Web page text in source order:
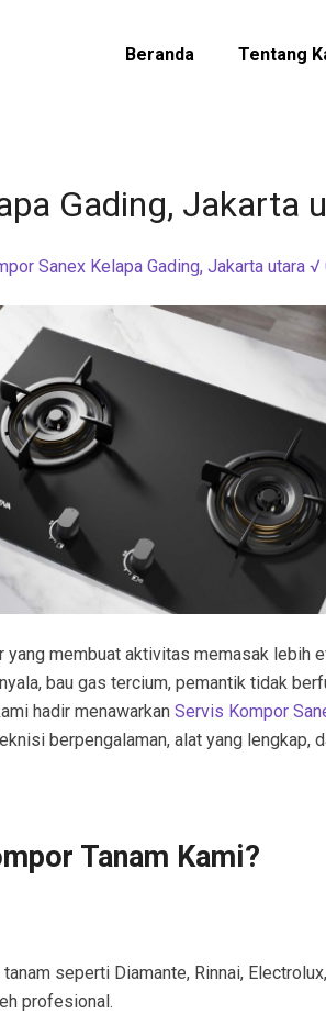
Beranda Tentang
Gading, Jakarta
Sanex Kelapa Gading, Jakarta utara
membuat aktivitas memasak lebih
bau gas tercium, pemantik tidak
hadir menawarkan Servis Kompor
berpengalaman, alat yang
Tanam Kami?
seperti Diamante, Rinnai,
profesional.